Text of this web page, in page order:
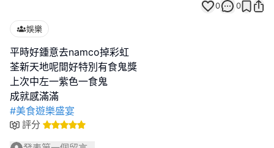
0 0
娛樂
平時好鍾意去namco掉彩虹
荃新天地呢間好特別有食鬼獎
上次中左一紫色一食鬼
#美食遊樂盛宴
評分